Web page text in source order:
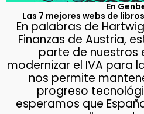
En
Las 7 mejores webs de
En palabras de
Finanzas de Austria,
parte de nuestros
modernizar el IVA para
nos permite
progreso
esperamos que